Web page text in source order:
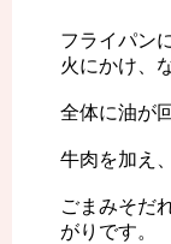
フライパン
火にかけ、
全体に油が
牛肉を加え
ごまみそだ
がりです。